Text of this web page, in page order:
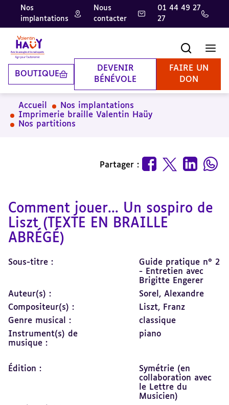
Aller
contenu
principal
Aller
pied
de
page
Aller
la
recherche
Nos
implantations
Nous
contacter
01 44 49 27
27
BOUTIQUE
DEVENIR
BÉNÉVOLE
FAIRE UN
DON
Accueil
Nos implantations
Imprimerie braille Valentin Haüy
Nos partitions
Partager :
Comment jouer... Un sospiro de
Liszt (TEXTE EN BRAILLE
ABRÉGÉ)
Sous-titre :
Guide pratique n° 2
- Entretien avec
Brigitte Engerer
Auteur(s) :
Sorel, Alexandre
Compositeur(s) :
Liszt, Franz
Genre musical :
classique
Instrument(s) de
musique :
piano
Édition :
Symétrie (en
collaboration avec
le Lettre du
Musicien)